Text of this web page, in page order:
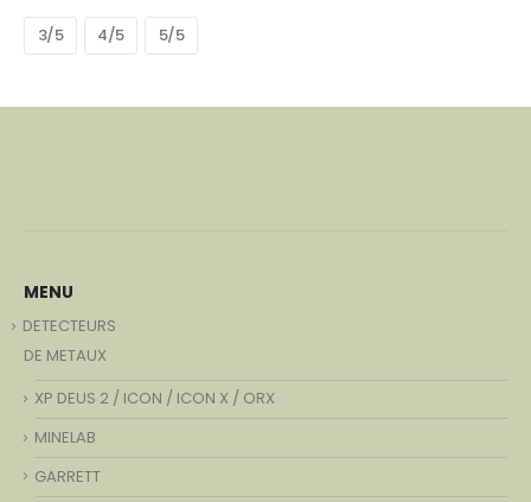
3/5 4/5 5/5
MENU
DETECTEURS
DE METAUX
XP DEUS 2 / ICON / ICON X / ORX
MINELAB
GARRETT